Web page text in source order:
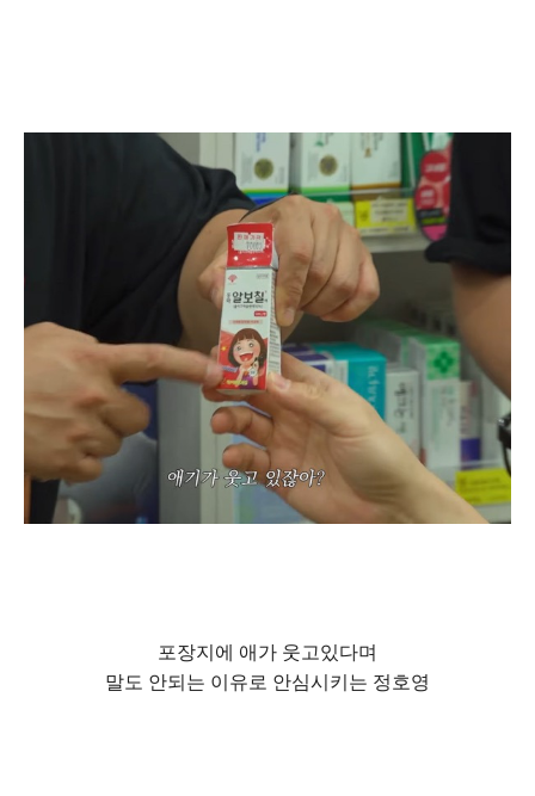
포장지에 애가 웃고있다며
말도 안되는 이유로 안심시키는 정호영